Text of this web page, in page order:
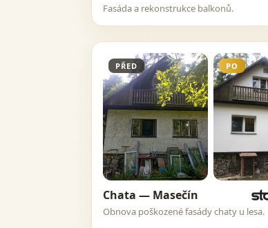
Fasáda a rekonstrukce balkonů.
PŘED PO
Chata — Masečín
Obnova poškozené fasády chaty u lesa.